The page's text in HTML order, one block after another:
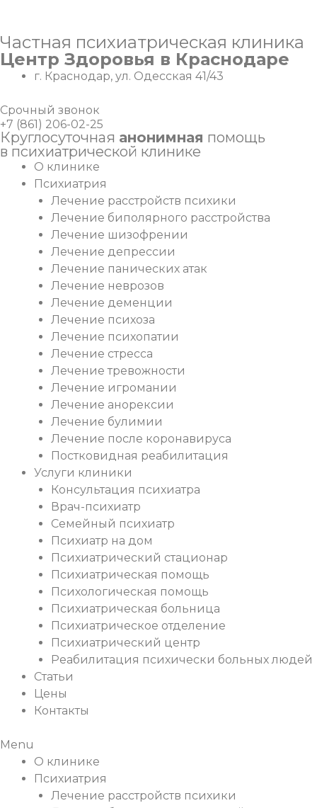
к
содержимому
Частная психиатрическая клиника
Центр Здоровья в Краснодаре
г. Краснодар, ул. Одесская 41/43
Срочный звонок
+7 (861) 206-02-25
Круглосуточная анонимная помощь
в психиатрической клинике
О клинике
Психиатрия
Лечение расстройств психики
Лечение биполярного расстройства
Лечение шизофрении
Лечение депрессии
Лечение панических атак
Лечение неврозов
Лечение деменции
Лечение психоза
Лечение психопатии
Лечение стресса
Лечение тревожности
Лечение игромании
Лечение анорексии
Лечение булимии
Лечение после коронавируса
Постковидная реабилитация
Услуги клиники
Консультация психиатра
Врач-психиатр
Семейный психиатр
Психиатр на дом
Психиатрический стационар
Психиатрическая помощь
Психологическая помощь
Психиатрическая больница
Психиатрическое отделение
Психиатрический центр
Реабилитация психически больных людей
Статьи
Цены
Контакты
Menu
О клинике
Психиатрия
Лечение расстройств психики